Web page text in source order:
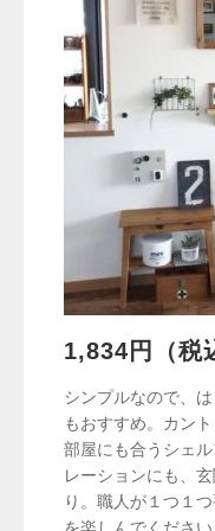
1,834円（税
シンプルなので、
もおすすめ。カン
部屋にも合うシェ
レーションにも、
り。職人が１つ１
を楽しんでください